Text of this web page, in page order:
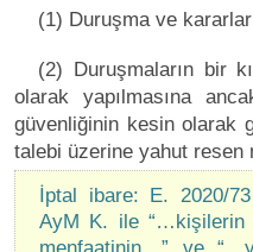
(1) Duruşma ve
(2) Duruşmaların bir
olarak yapılmasına
güvenliğinin kesin olarak
talebi üzerine yahut resen
İptal ibare: E. 2020/
AyM K. ile “…kişilerin